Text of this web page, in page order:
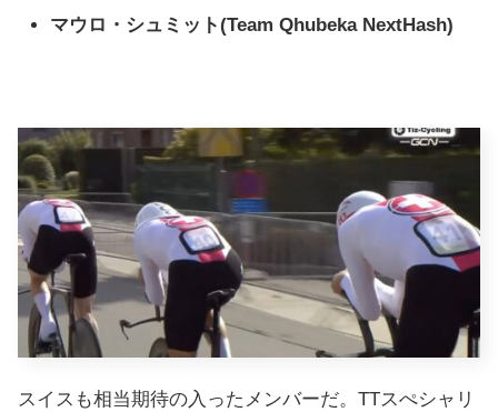
マウロ・シュミット(Team Qhubeka NextHash)
スイスも相当期待の入ったメンバーだ。TTスぺシャリ